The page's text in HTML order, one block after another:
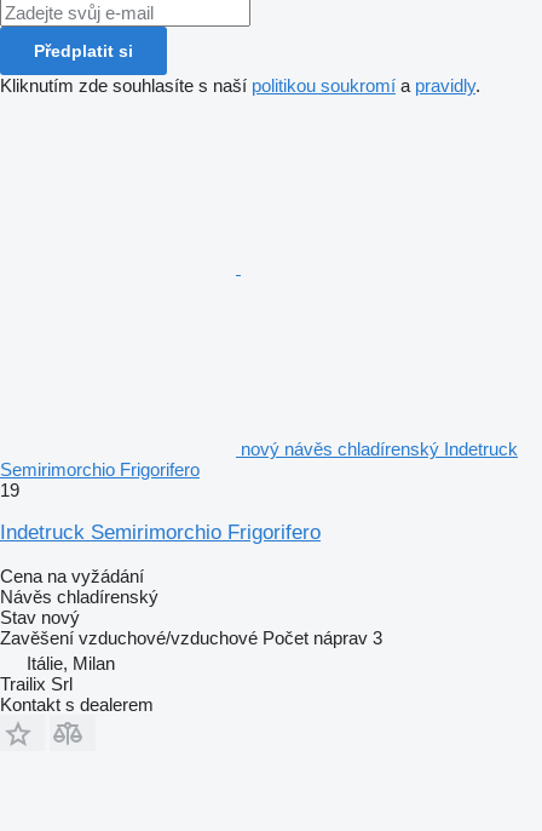
Předplatit si
Kliknutím zde souhlasíte s naší politikou soukromí a pravidly.
nový návěs chladírenský Indetruck
Semirimorchio Frigorifero
19
Indetruck Semirimorchio Frigorifero
Cena na vyžádání
Návěs chladírenský
Stav nový
Zavěšení vzduchové/vzduchové Počet náprav 3
Itálie, Milan
Trailix Srl
Kontakt s dealerem